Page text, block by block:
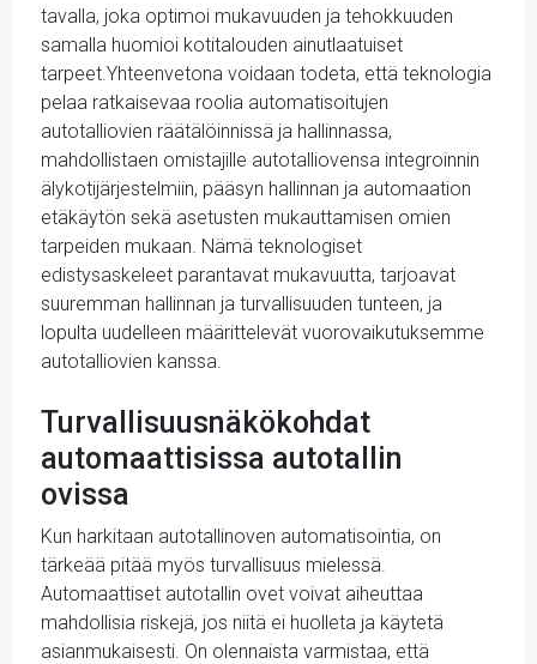
tavalla, joka optimoi mukavuuden ja tehokkuuden
samalla huomioi kotitalouden ainutlaatuiset
tarpeet.Yhteenvetona voidaan todeta, että teknologia
pelaa ratkaisevaa roolia automatisoitujen
autotalliovien räätälöinnissä ja hallinnassa,
mahdollistaen omistajille autotalliovensa integroinnin
älykotijärjestelmiin, pääsyn hallinnan ja automaation
etäkäytön sekä asetusten mukauttamisen omien
tarpeiden mukaan. Nämä teknologiset
edistysaskeleet parantavat mukavuutta, tarjoavat
suuremman hallinnan ja turvallisuuden tunteen, ja
lopulta uudelleen määrittelevät vuorovaikutuksemme
autotalliovien kanssa.
Turvallisuusnäkökohdat
automaattisissa autotallin
ovissa
Kun harkitaan autotallinoven automatisointia, on
tärkeää pitää myös turvallisuus mielessä.
Automaattiset autotallin ovet voivat aiheuttaa
mahdollisia riskejä, jos niitä ei huolleta ja käytetä
asianmukaisesti. On olennaista varmistaa, että